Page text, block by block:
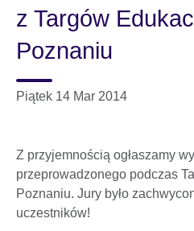
z Targów
Poznaniu
Piątek 14 Mar 2014
Z przyjemnością ogłaszamy
przeprowadzonego podczas
Poznaniu. Jury było
uczestników!